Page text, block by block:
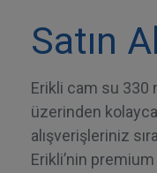
Satın
Erikli cam su 330
üzerinden
alışverişleriniz
Erikli’nin